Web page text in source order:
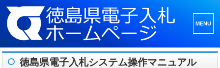
ーとウ
ィジェ
徳島県電子入札システム操作マニュアル